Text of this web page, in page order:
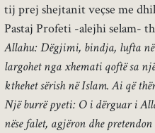
tij prej shejtanit veçse me
Pastaj Profeti -alejhi selam-
Allahu: Dëgjimi, bindja, lufta
largohet nga xhemati qoftë sa
kthehet sërish në Islam. Ai që
Një burrë pyeti: O i dërguar i
nëse falet, agjëron dhe